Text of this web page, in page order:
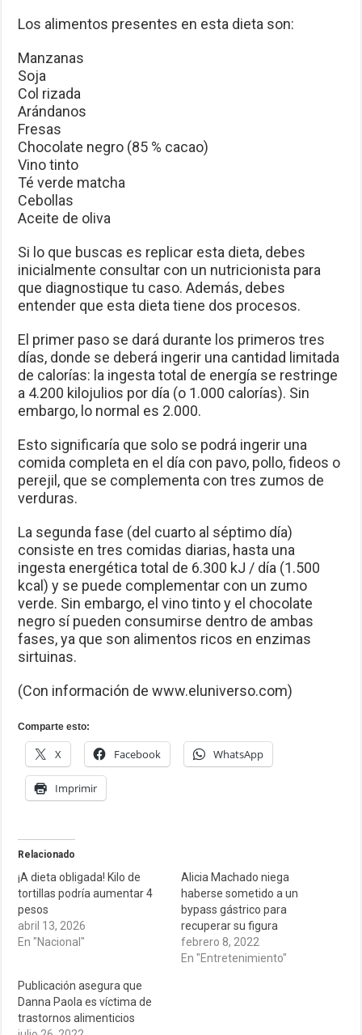
Los alimentos presentes en esta dieta son:
Manzanas
Soja
Col rizada
Arándanos
Fresas
Chocolate negro (85 % cacao)
Vino tinto
Té verde matcha
Cebollas
Aceite de oliva
Si lo que buscas es replicar esta dieta, debes
inicialmente consultar con un nutricionista para
que diagnostique tu caso. Además, debes
entender que esta dieta tiene dos procesos.
El primer paso se dará durante los primeros tres
días, donde se deberá ingerir una cantidad limitada
de calorías: la ingesta total de energía se restringe
a 4.200 kilojulios por día (o 1.000 calorías). Sin
embargo, lo normal es 2.000.
Esto significaría que solo se podrá ingerir una
comida completa en el día con pavo, pollo, fideos o
perejil, que se complementa con tres zumos de
verduras.
La segunda fase (del cuarto al séptimo día)
consiste en tres comidas diarias, hasta una
ingesta energética total de 6.300 kJ / día (1.500
kcal) y se puede complementar con un zumo
verde. Sin embargo, el vino tinto y el chocolate
negro sí pueden consumirse dentro de ambas
fases, ya que son alimentos ricos en enzimas
sirtuinas.
(Con información de www.eluniverso.com)
Comparte esto:
X Facebook WhatsApp
Imprimir
Relacionado
¡A dieta obligada! Kilo de
tortillas podría aumentar 4
pesos
abril 13, 2026
En "Nacional"
Alicia Machado niega
haberse sometido a un
bypass gástrico para
recuperar su figura
febrero 8, 2022
En "Entretenimiento"
Publicación asegura que
Danna Paola es víctima de
trastornos alimenticios